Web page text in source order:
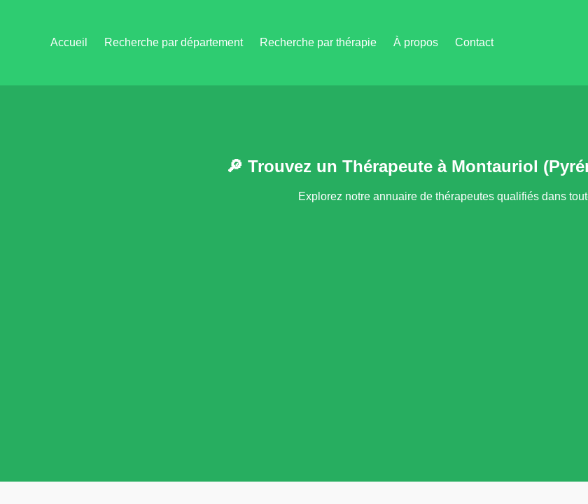
Accueil Recherche par département Recherche par thérapie À propos Contact
🔎 Trouvez un Thérapeute à Montauriol
Explorez notre annuaire de thérapeutes qualifiés dans